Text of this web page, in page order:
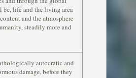
life and the living area
and the atmosphere
steadily more and
autocratic and
damage, before they